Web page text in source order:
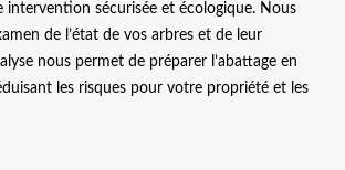
intervention sécurisée et écologique. Nous
de l’état de vos arbres et de leur
nous permet de préparer l’abattage en
les risques pour votre propriété et les